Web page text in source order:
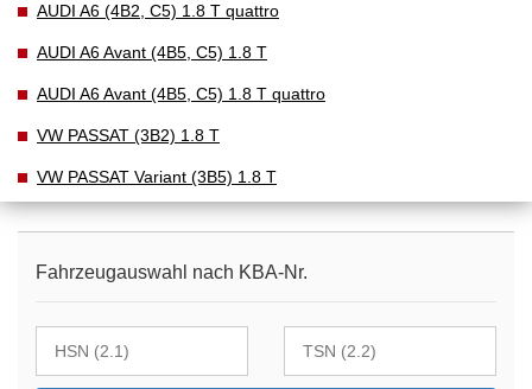
AUDI A6 (4B2, C5) 1.8 T quattro
AUDI A6 Avant (4B5, C5) 1.8 T
AUDI A6 Avant (4B5, C5) 1.8 T quattro
VW PASSAT (3B2) 1.8 T
VW PASSAT Variant (3B5) 1.8 T
Fahrzeugauswahl nach KBA-Nr.